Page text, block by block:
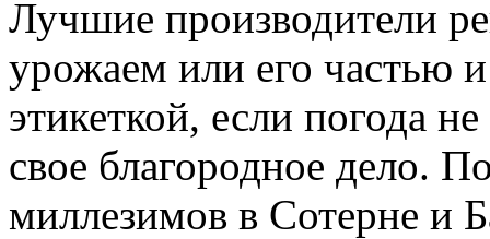
Лучшие производители
урожаем или его частью
этикеткой, если погода
свое благородное дело.
миллезимов в Сотерне и